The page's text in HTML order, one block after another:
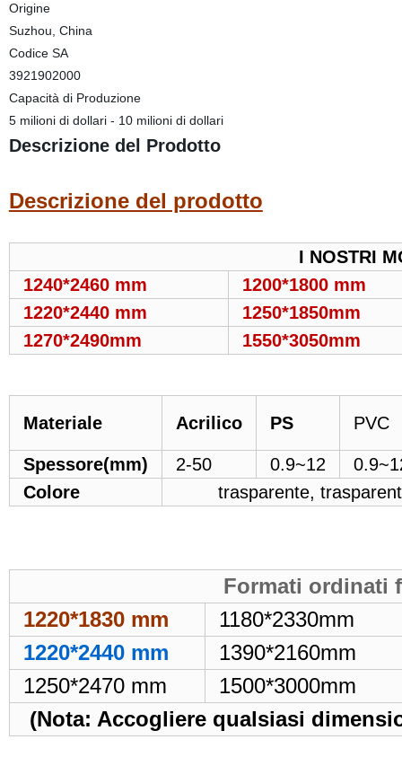
Origine
Suzhou, China
Codice SA
3921902000
Capacità di Produzione
5 milioni di dollari - 10 milioni di dollari
Descrizione del Prodotto
Descrizione del prodotto
I NOSTRI
1240*2460 mm
1200*1800 mm
1220*2440 mm
1250*1850mm
1270*2490mm
1550*3050mm
Materiale Acrilico PS PVC
Spessore(mm) 2-50 0.9~12
Colore
trasparente,
Formati ordinati
1220*1830 mm
1180*2330mm
1220*2440 mm
1390*2160mm
1250*2470 mm
1500*3000mm
(Nota: Accogliere qualsiasi